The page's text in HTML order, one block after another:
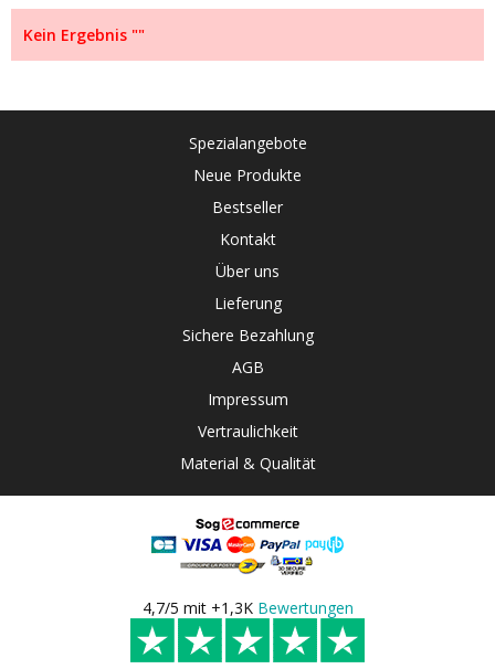
Kein Ergebnis ""
Spezialangebote
Neue Produkte
Bestseller
Kontakt
Über uns
Lieferung
Sichere Bezahlung
AGB
Impressum
Vertraulichkeit
Material & Qualität
4,7/5 mit +1,3K Bewertungen